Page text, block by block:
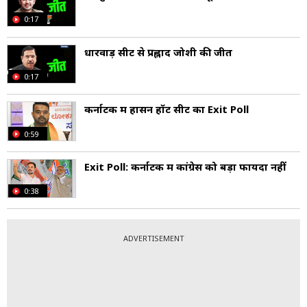
0:17
0:17
धारवाड़ सीट से प्रह्लाद जोशी की जीत
0:59
कर्नाटक में हासन हॉट सीट का Exit Poll
0:38
Exit Poll: कर्नाटक में कांग्रेस को बड़ा फायदा नहीं
ADVERTISEMENT